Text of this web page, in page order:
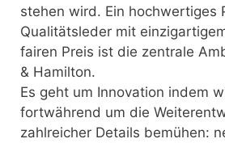
stehen wird. Ein hochwertiges
Qualitätsleder mit
fairen Preis ist die zentrale
& Hamilton.
Es geht um Innovation indem
fortwährend um die
zahlreicher Details bemühen: